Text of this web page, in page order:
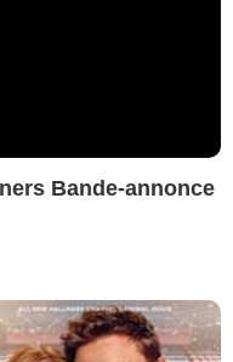
Bande-annonce